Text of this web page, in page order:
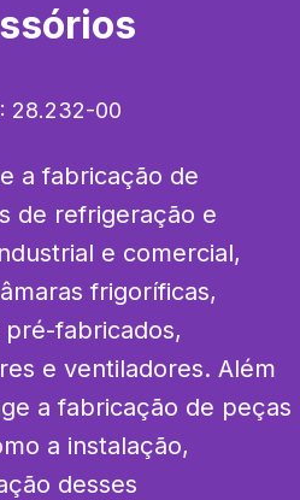
28.232-00
a fabricação de
de refrigeração e
e comercial,
frigoríficas,
fabricados,
e ventiladores. Além
a fabricação de peças
a instalação,
desses